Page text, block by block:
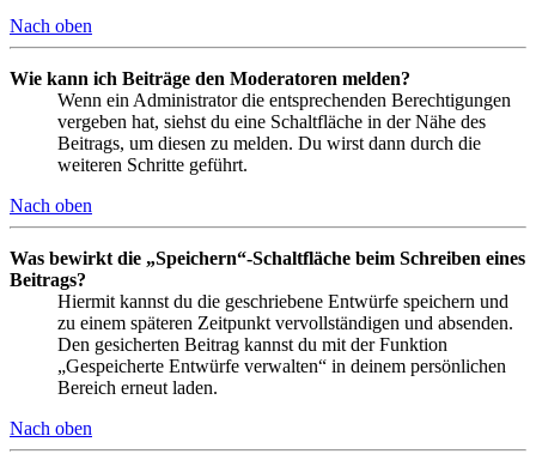
Nach oben
Wie kann ich Beiträge den Moderatoren melden?
Wenn ein Administrator die entsprechenden Berechtigungen
vergeben hat, siehst du eine Schaltfläche in der Nähe des
Beitrags, um diesen zu melden. Du wirst dann durch die
weiteren Schritte geführt.
Nach oben
Was bewirkt die „Speichern“-Schaltfläche beim Schreiben eines
Beitrags?
Hiermit kannst du die geschriebene Entwürfe speichern und
zu einem späteren Zeitpunkt vervollständigen und absenden.
Den gesicherten Beitrag kannst du mit der Funktion
„Gespeicherte Entwürfe verwalten“ in deinem persönlichen
Bereich erneut laden.
Nach oben